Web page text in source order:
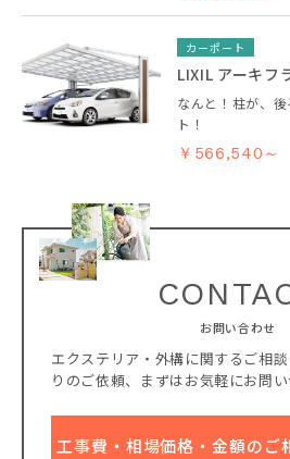
カーポート
LIXIL アーキフ
なんと！柱が、
ト！
￥566,540～
お問い合わせ
エクステリア・外構に関するご相
りのご依頼、
まずはお気軽にお問い
工事費・相場価格・金額のご